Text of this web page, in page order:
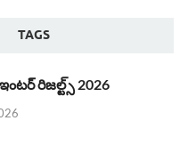
TAGS
రిజల్ట్స్ 2026